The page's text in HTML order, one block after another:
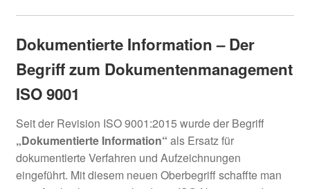
Dokumentierte Information – Der
Begriff zum Dokumentenmanagement
ISO 9001
Seit der Revision ISO 9001:2015 wurde der Begriff
„Dokumentierte Information“ als Ersatz für
dokumentierte Verfahren und Aufzeichnungen
eingeführt. Mit diesem neuen Oberbegriff schaffte man